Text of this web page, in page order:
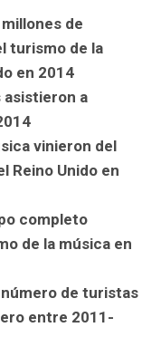
de
turismo de la
en 2014
asistieron a
vinieron del
Reino Unido en
completo
de la música en
de turistas
entre 2011-